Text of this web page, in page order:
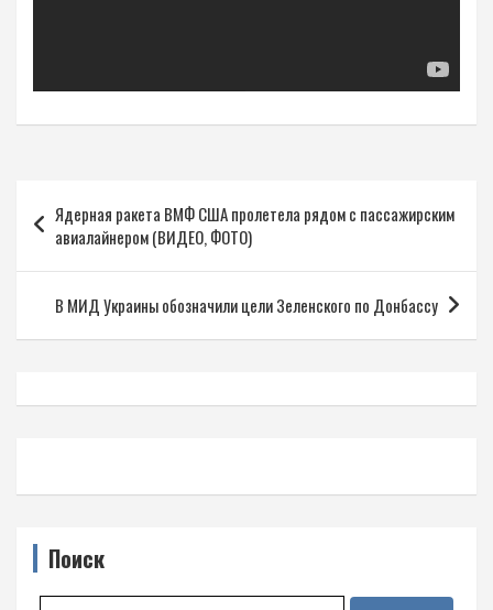
по
записям
Ядерная ракета ВМФ США пролетела рядом с пассажирским
авиалайнером (ВИДЕО, ФОТО)
В МИД Украины обозначили цели Зеленского по Донбассу
Поиск